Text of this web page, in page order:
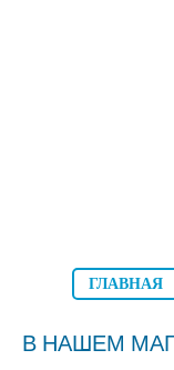
ГЛАВНАЯ
В НАШЕМ